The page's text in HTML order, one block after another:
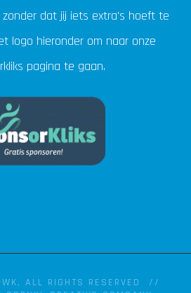
dat jij iets extra's hoeft te
logo hieronder om naar onze
pagina te gaan.
ALL RIGHTS RESERVED //